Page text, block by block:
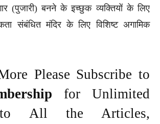
(पुजारी) बनने के इच्छुक व्यक्तियों के लिए
संबंधित मंदिर के लिए विशिष्ट अगामिक
Please Subscribe to
for Unlimited
to All the Articles,